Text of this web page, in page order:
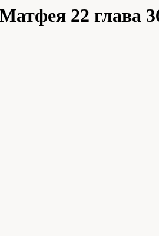
22 глава